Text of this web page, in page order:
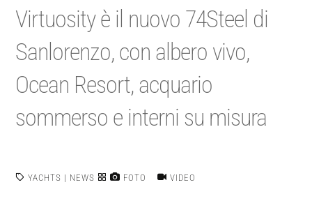
Virtuosity è il nuovo 74Steel di
Sanlorenzo, con albero vivo,
Ocean Resort, acquario
sommerso e interni su misura
YACHTS | NEWS FOTO VIDEO